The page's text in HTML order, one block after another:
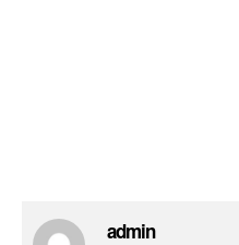
admin